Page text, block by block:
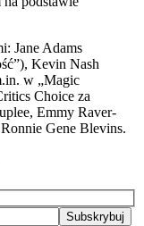
Jane Adams
Kevin Nash
w „Magic
Choice za
Emmy Raver-
Gene Blevins.